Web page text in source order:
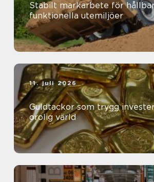
Stabilt markarbete för
funktionella utemiljöer
11. juli 2026
Guldtackor som trygg
orolig värld